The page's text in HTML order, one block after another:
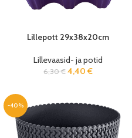
Lillepott 29x38x20cm
Lillevaasid- ja potid
6,30€ 4,40 €
-40%